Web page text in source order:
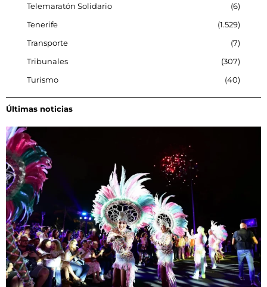
Telemaratón Solidario
6
Tenerife
1.529
Transporte
7
Tribunales
307
Turismo
40
Últimas noticias